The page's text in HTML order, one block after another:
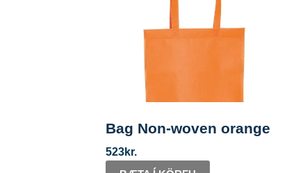
Bag Non-woven orange
523kr.